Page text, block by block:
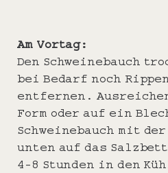
Am Vortag:
Den Schweinebauch
bei Bedarf noch
entfernen.
Form oder auf ein
Schweinebauch mit der
unten auf das
4-8 Stunden in den